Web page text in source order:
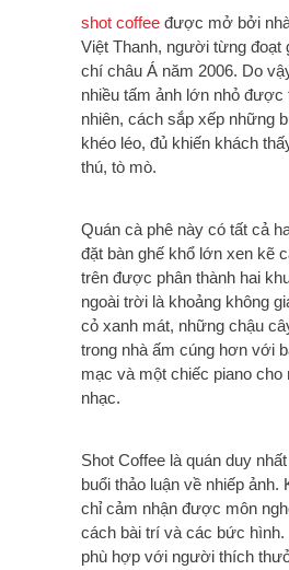
shot coffee được mở bởi
Việt Thanh, người từng đoạt
chí châu Á năm 2006. Do
nhiều tấm ảnh lớn nhỏ được
nhiên, cách sắp xếp những
khéo léo, đủ khiến khách
thú, tò mò.
Quán cà phê này có tất cả
đặt bàn ghế khổ lớn xen kẽ
trên được phân thành hai
ngoài trời là khoảng không
cỏ xanh mát, những chậu
trong nhà ấm cúng hơn với
mạc và một chiếc piano
nhạc.
Shot Coffee là quán duy
buổi thảo luận về nhiếp ảnh.
chỉ cảm nhận được môn
cách bài trí và các bức
phù hợp với người thích